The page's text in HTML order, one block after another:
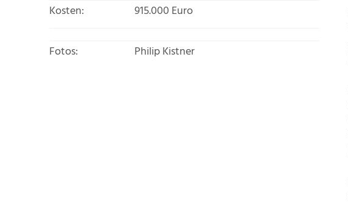
Kosten:
915.000 Euro
Fotos: Philip Kistner